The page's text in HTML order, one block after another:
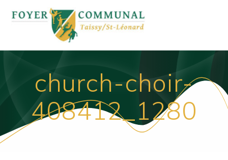
au
contenu
church-choir-
408412_1280